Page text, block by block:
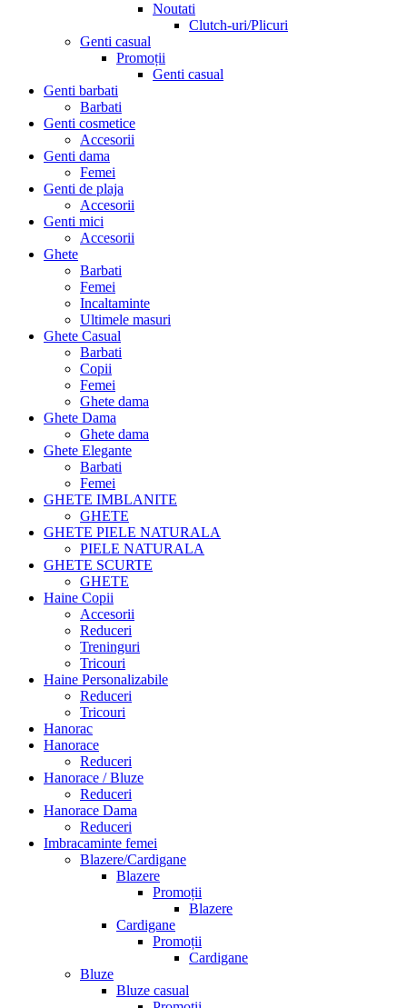
Noutati
Clutch-uri/Plicuri
Genti casual
Promoții
Genti casual
Genti barbati
Barbati
Genti cosmetice
Accesorii
Genti dama
Femei
Genti de plaja
Accesorii
Genti mici
Accesorii
Ghete
Barbati
Femei
Incaltaminte
Ultimele masuri
Ghete Casual
Barbati
Copii
Femei
Ghete dama
Ghete Dama
Ghete dama
Ghete Elegante
Barbati
Femei
GHETE IMBLANITE
GHETE
GHETE PIELE NATURALA
PIELE NATURALA
GHETE SCURTE
GHETE
Haine Copii
Accesorii
Reduceri
Treninguri
Tricouri
Haine Personalizabile
Reduceri
Tricouri
Hanorac
Hanorace
Reduceri
Hanorace / Bluze
Reduceri
Hanorace Dama
Reduceri
Imbracaminte femei
Blazere/Cardigane
Blazere
Promoții
Blazere
Cardigane
Promoții
Cardigane
Bluze
Bluze casual